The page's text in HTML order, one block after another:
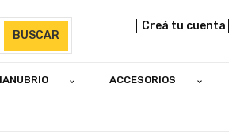
BUSCAR
Creá tu cuenta
ACCESORIOS